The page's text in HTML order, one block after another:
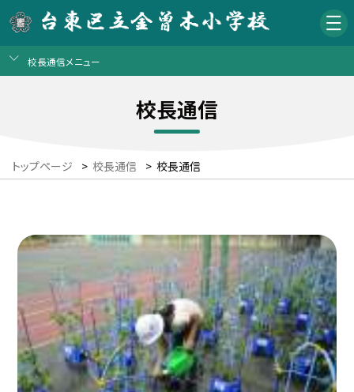
校長通信メニュー
校長通信
トップページ > 校長通信 > 校長通信